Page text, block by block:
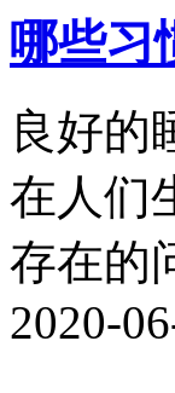
哪些习
良好的
在人们
存在的
2020-